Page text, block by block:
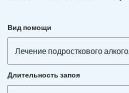
Вид помощи
Лечение подросткового
Длительность запоя